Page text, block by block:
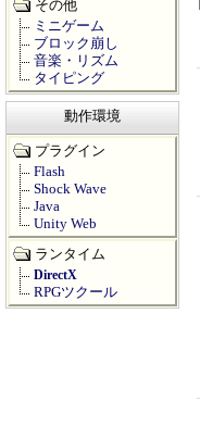
その他
ミニゲーム
ブロック崩し
音楽・リズム
タイピング
動作環境
プラグイン
Flash
Shock Wave
Java
Unity Web
ランタイム
DirectX
RPGツクール